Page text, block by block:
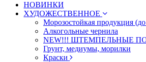
НОВИНКИ
ХУДОЖЕСТВЕННОЕ
Морозостойкая продукция
Алкогольные чернила
NEW!!! ШТЕМПЕЛЬНЫЕ
Грунт, медиумы, морилки
Краски